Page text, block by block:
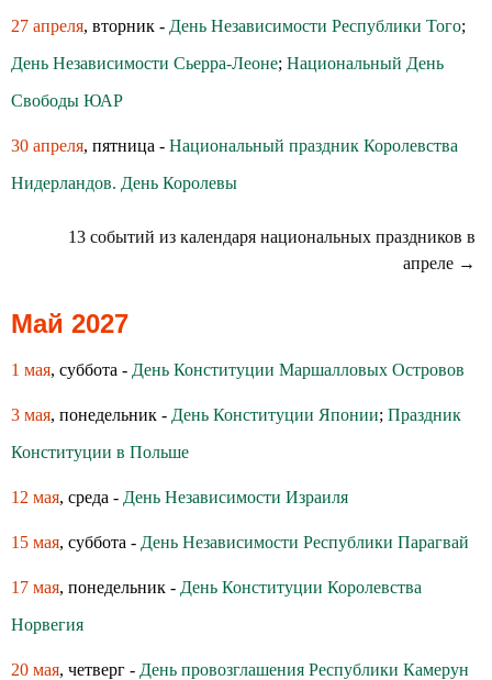
27 апреля, вторник - День Независимости Республики Того;
День Независимости Сьерра-Леоне; Национальный День
Свободы ЮАР
30 апреля, пятница - Национальный праздник Королевства
Нидерландов. День Королевы
13 событий из календаря национальных праздников в
апреле →
Май 2027
1 мая, суббота - День Конституции Маршалловых Островов
3 мая, понедельник - День Конституции Японии; Праздник
Конституции в Польше
12 мая, среда - День Независимости Израиля
15 мая, суббота - День Независимости Республики Парагвай
17 мая, понедельник - День Конституции Королевства
Норвегия
20 мая, четверг - День провозглашения Республики Камерун